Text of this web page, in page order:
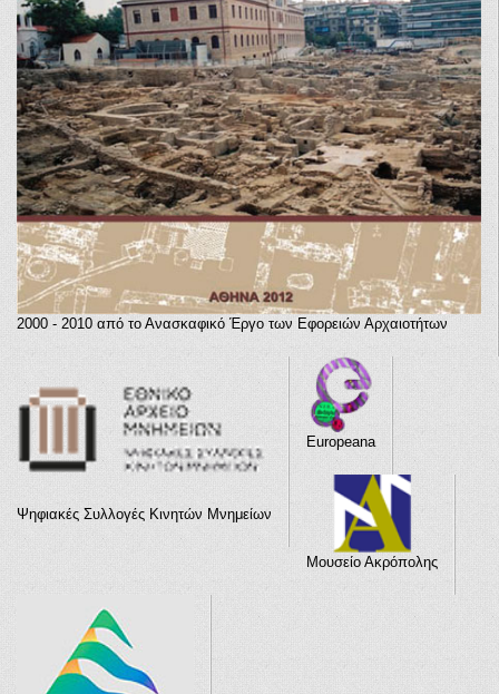
2000 - 2010 από το Ανασκαφικό Έργο των Εφορειών Αρχαιοτήτων
Ψηφιακές Συλλογές Κινητών Μνημείων
Europeana
Μουσείο Ακρόπολης